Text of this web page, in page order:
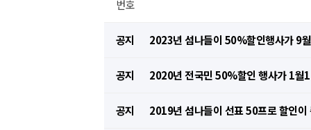
번호
공지 2023년 섬나들이 50%할인행사가 9
공지 2020년 전국민 50%할인 행사가 1
공지 2019년 섬나들이 선표 50프로 할인